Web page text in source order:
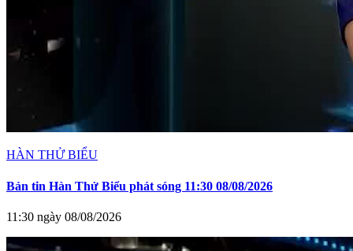
HÀN THỬ BIỂU
Bản tin Hàn Thử Biểu phát sóng 11:30 08/08/2026
11:30 ngày 08/08/2026